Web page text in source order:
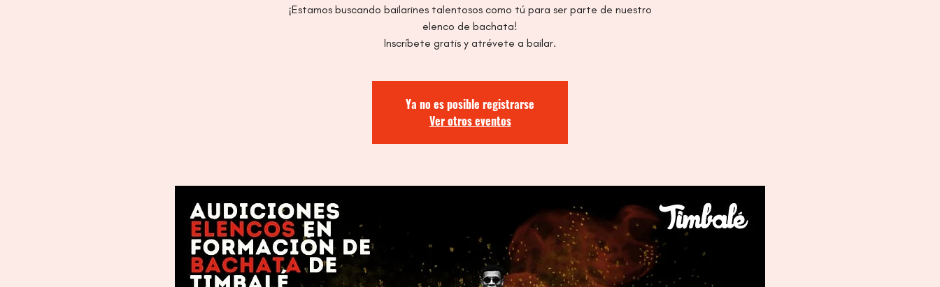
¡Estamos buscando bailarines talentosos como tú para ser parte de nuestro
elenco de bachata!
Inscríbete gratis y atrévete a bailar.
Ya no es posible registrarse
Ver otros eventos